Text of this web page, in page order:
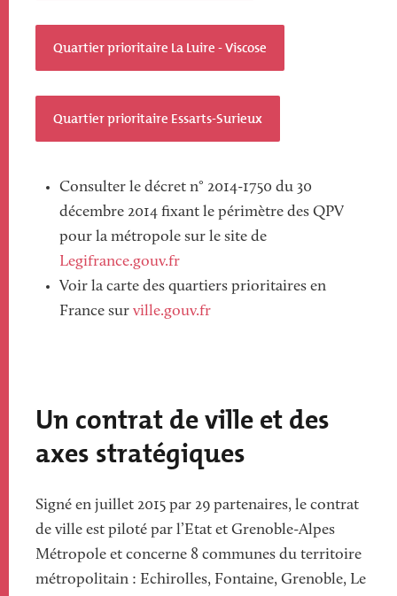
Quartier prioritaire La Luire - Viscose
Quartier prioritaire Essarts-Surieux
Consulter le décret n° 2014-1750 du 30
décembre 2014 fixant le périmètre des QPV
pour la métropole sur le site de
Legifrance.gouv.fr
Voir la carte des quartiers prioritaires en
France sur ville.gouv.fr
Un contrat de ville et des
axes stratégiques
Signé en juillet 2015 par 29 partenaires, le contrat
de ville est piloté par l’Etat et Grenoble-Alpes
Métropole et concerne 8 communes du territoire
métropolitain : Echirolles, Fontaine, Grenoble, Le